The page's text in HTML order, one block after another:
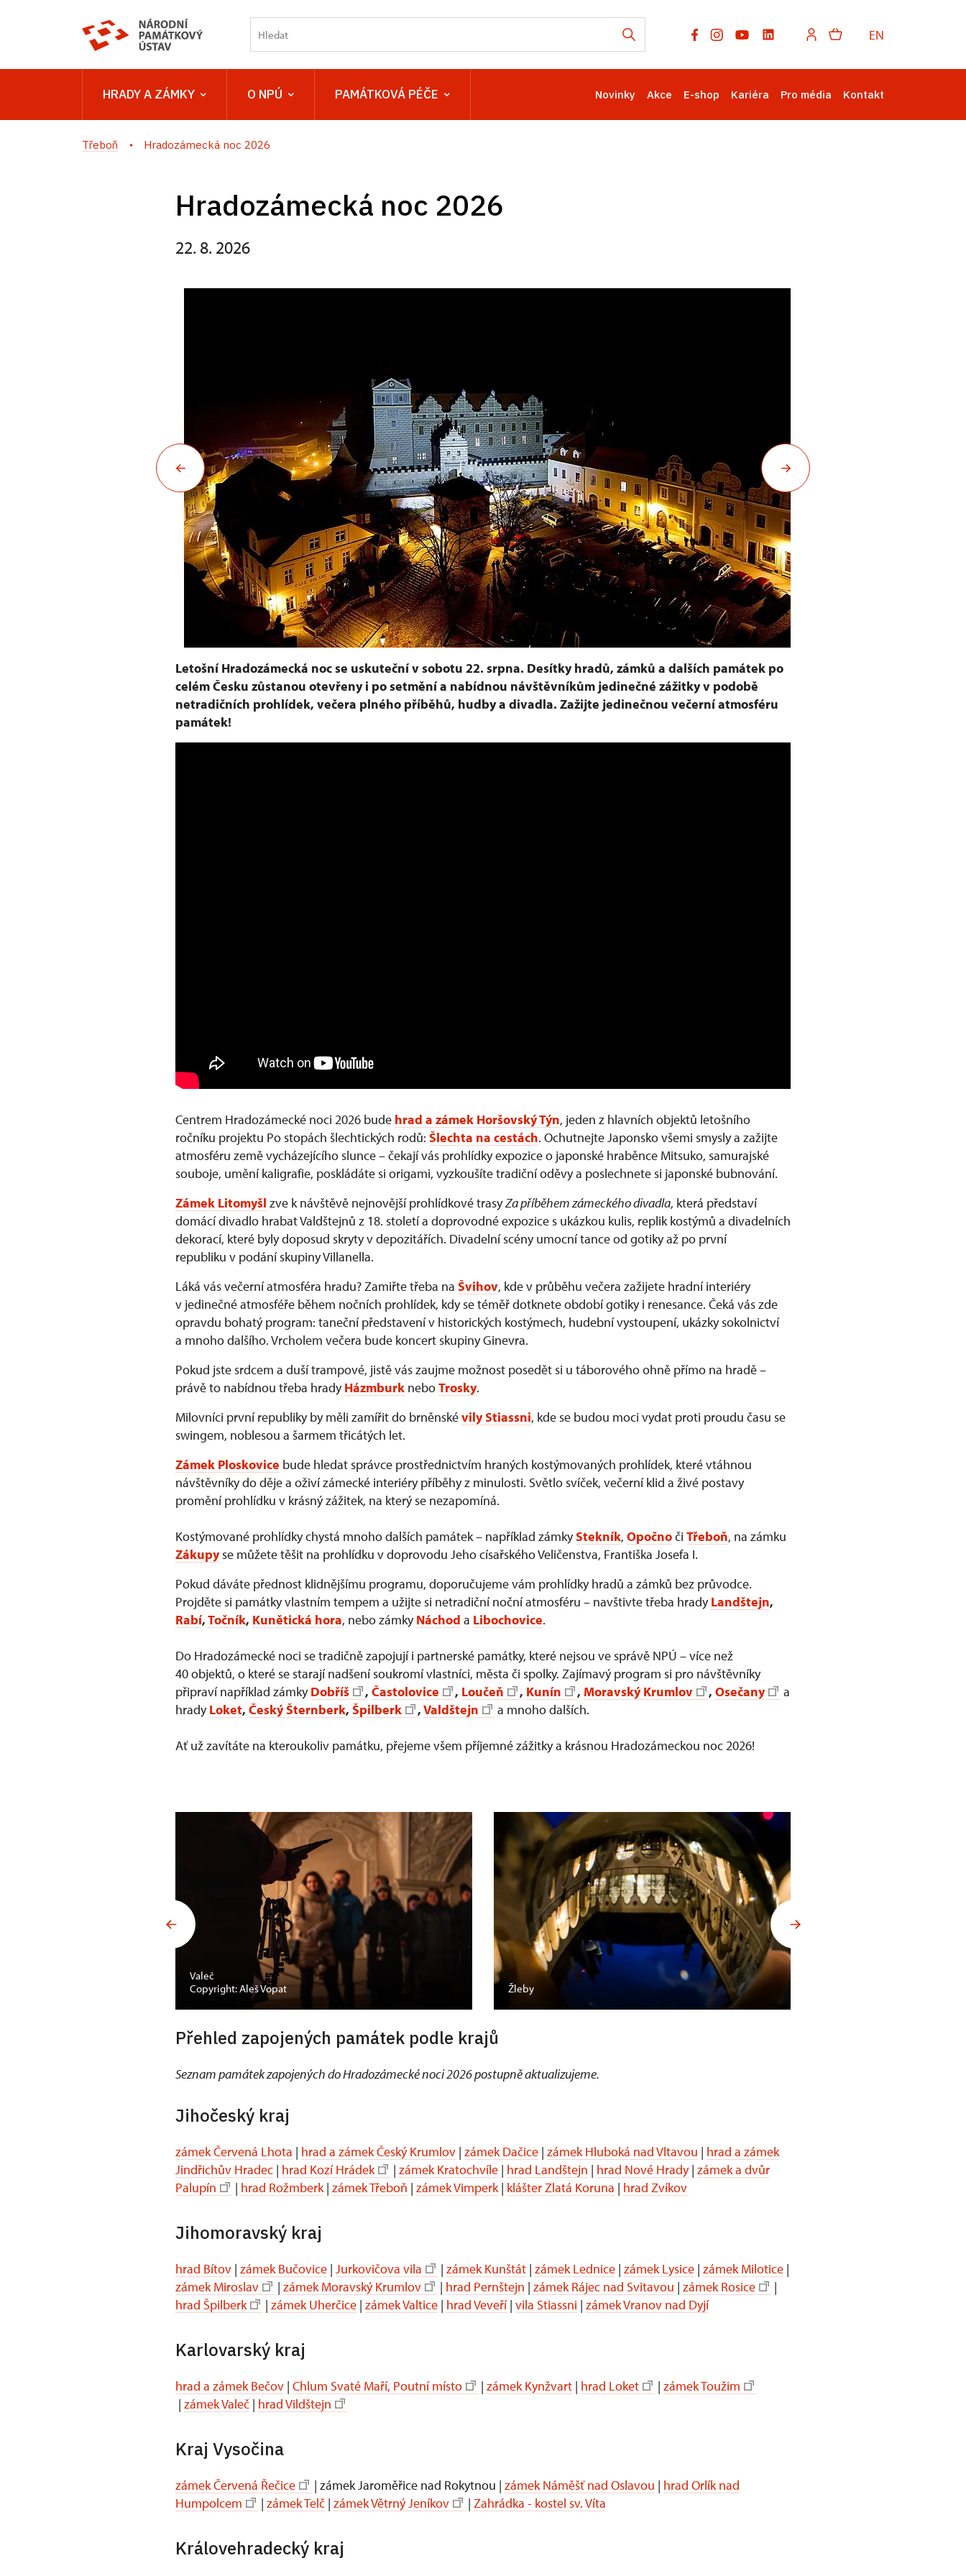
EN
HRADY A ZÁMKY O NPÚ PAMÁTKOVÁ PÉČE Novinky Akce E-shop Kariéra Pro média Kontakt
Třeboň Hradozámecká noc 2026
Hradozámecká noc 2026
22. 8. 2026
Letošní Hradozámecká noc se uskuteční v sobotu 22. srpna. Desítky hradů, zámků a dalších památek po
celém Česku zůstanou otevřeny i po setmění a nabídnou návštěvníkům jedinečné zážitky v podobě
netradičních prohlídek, večera plného příběhů, hudby a divadla. Zažijte jedinečnou večerní atmosféru
památek!
Centrem Hradozámecké noci 2026 bude hrad a zámek Horšovský Týn, jeden z hlavních objektů letošního
ročníku projektu Po stopách šlechtických rodů: Šlechta na cestách. Ochutnejte Japonsko všemi smysly a zažijte
atmosféru země vycházejícího slunce – čekají vás prohlídky expozice o japonské hraběnce Mitsuko, samurajské
souboje, umění kaligrafie, poskládáte si origami, vyzkoušíte tradiční oděvy a poslechnete si japonské bubnování.
Zámek Litomyšl zve k návštěvě nejnovější prohlídkové trasyZa příběhem zámeckého divadla, která představí
domácí divadlo hrabat Valdštejnů z 18. století a doprovodné expozice s ukázkou kulis, replik kostýmů a divadelních
dekorací, které byly doposud skryty v depozitářích. Divadelní scény umocní tance od gotiky až po první
republiku v podání skupiny Villanella.
Láká vás večerní atmosféra hradu? Zamiřte třeba na Švihov, kde v průběhu večera zažijete hradní interiéry
v jedinečné atmosféře během nočních prohlídek, kdy se téměř dotknete období gotiky i renesance. Čeká vás zde
opravdu bohatý program: taneční představení v historických kostýmech, hudební vystoupení, ukázky sokolnictví
a mnoho dalšího. Vrcholem večera bude koncert skupiny Ginevra.
Pokud jste srdcem a duší trampové, jistě vás zaujme možnost posedět si u táborového ohně přímo na hradě –
právě to nabídnou třeba hradyHázmburk neboTrosky.
Milovníci první republiky by měli zamířit do brněnskévily Stiassni, kde se budou moci vydat proti proudu času se
swingem, noblesou a šarmem třicátých let.
Zámek Ploskovice bude hledat správce prostřednictvím hraných kostýmovaných prohlídek, které vtáhnou
návštěvníky do děje a oživí zámecké interiéry příběhy z minulosti. Světlo svíček, večerní klid a živé postavy
promění prohlídku v krásný zážitek, na který se nezapomíná.
Kostýmované prohlídky chystá mnoho dalších památek – například zámkyStekník, Opočnoči Třeboň, na zámku
Zákupyse můžete těšit na prohlídku v doprovodu Jeho císařského Veličenstva, Františka Josefa I.
Pokud dáváte přednost klidnějšímu programu, doporučujeme vám prohlídky hradů a zámků bez průvodce.
Projděte si památky vlastním tempem a užijte si netradiční noční atmosféru – navštivte třeba hradyLandštejn,
Rabí,Točník, Kunětická hora, nebo zámkyNáchod a Libochovice.
Do Hradozámecké noci se tradičně zapojují i partnerské památky, které nejsou ve správě NPÚ – více než
40 objektů, o které se starají nadšení soukromí vlastníci, města či spolky. Zajímavý program si pro návštěvníky
připraví například zámkyDobříš , Častolovice , Loučeň , Kunín , Moravský Krumlov , Osečany
a
hradyLoket, Český Šternberk, Špilberk ,Valdštejn a mnoho dalších.
Ať už zavítáte na kteroukoliv památku, přejeme všem příjemné zážitky a krásnou Hradozámeckou noc 2026!
Valeč
Copyright: Aleš Vopat
Žleby
Přehled zapojených památek podle krajů
Seznam památek zapojených do Hradozámecké noci 2026 postupně aktualizujeme.
Jihočeský kraj
zámek Červená Lhota | hrad a zámek Český Krumlov | zámek Dačice | zámek Hluboká nad Vltavou | hrad a zámek
Jindřichův Hradec | hrad Kozí Hrádek | zámek Kratochvíle | hrad Landštejn | hrad Nové Hrady| zámek a dvůr
Palupín
| hrad Rožmberk | zámek Třeboň | zámek Vimperk | klášter Zlatá Koruna | hrad Zvíkov
Jihomoravský kraj
hrad Bítov | zámek Bučovice | Jurkovičova vila | zámek Kunštát | zámek Lednice | zámek Lysice | zámek Milotice |
zámek Miroslav
| zámek Moravský Krumlov | hrad Pernštejn | zámek Rájec nad Svitavou | zámek Rosice
|
hrad Špilberk
| zámek Uherčice | zámek Valtice | hrad Veveří| vila Stiassni | zámek Vranov nad Dyjí
Karlovarský kraj
hrad a zámek Bečov | Chlum Svaté Maří, Poutní místo | zámek Kynžvart | hrad Loket | zámek Toužim
| zámek Valeč | hrad Vildštejn
Kraj Vysočina
zámek Červená Řečice | zámek Jaroměřice nad Rokytnou | zámek Náměšť nad Oslavou | hrad Orlík nad
Humpolcem
| zámek Telč | zámek Větrný Jeníkov | Zahrádka - kostel sv. Víta
Královehradecký kraj